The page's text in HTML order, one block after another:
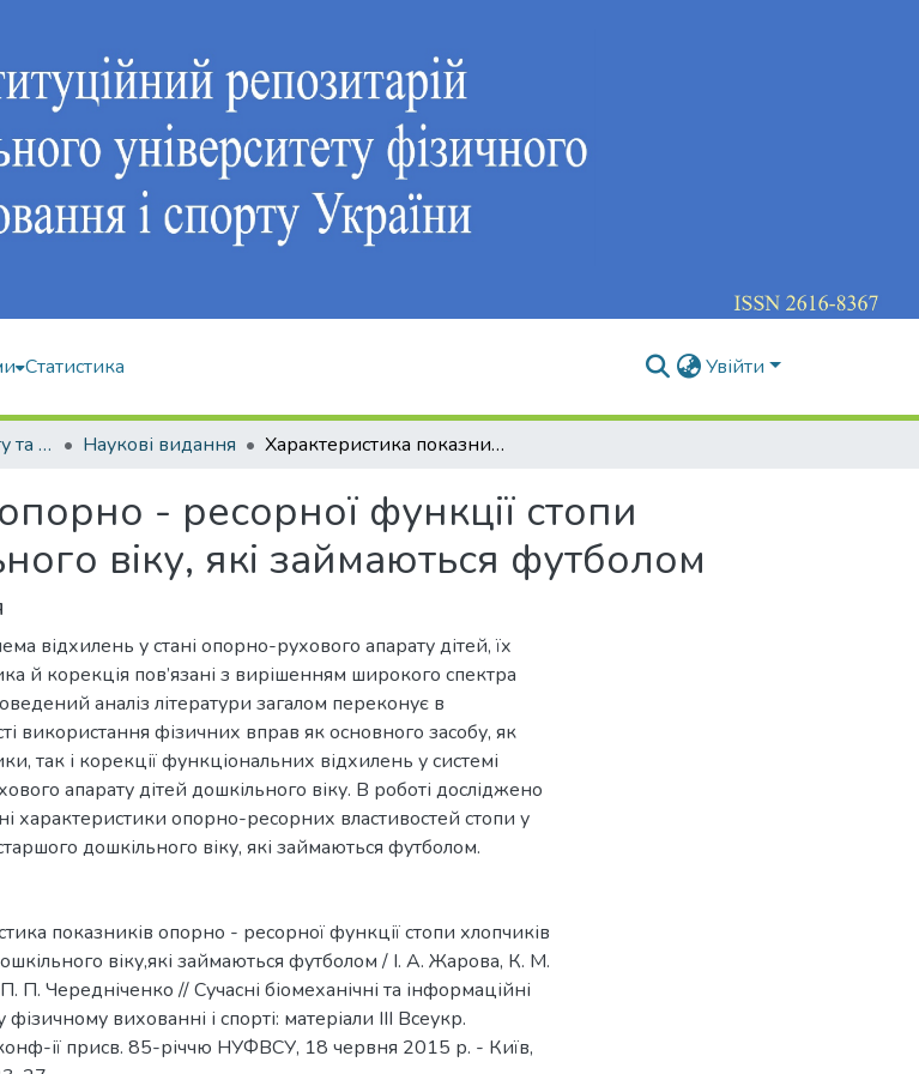
Статистика Увійти
Кафедра кіберспорту та інформаційних технологій Наукові видання Характеристика показників опорно - ресорної функції стопи хлопчиків старшого дошкільного віку, які займаються футболом
- ресорної функції стопи
віку, які займаються футболом
відхилень у стані опорно-рухового апарату дітей, їх
й корекція пов’язані з вирішенням широкого спектра
аналіз літератури загалом переконує в
використання фізичних вправ як основного засобу, як
так і корекції функціональних відхилень у системі
апарату дітей дошкільного віку. В роботі досліджено
характеристики опорно-ресорних властивостей стопи у
дошкільного віку, які займаються футболом.
показників опорно - ресорної функції стопи хлопчиків
віку,які займаються футболом / І. А. Жарова, К. М.
П. Чередніченко // Сучасні біомеханічні та інформаційні
фізичному вихованні і спорті: матеріали ІІІ Всеукр.
ії присв. 85-річчю НУФВСУ, 18 червня 2015 р. - Київ,